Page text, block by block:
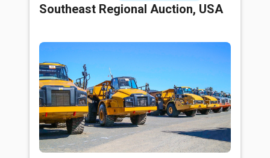
Southeast Regional Auction, USA